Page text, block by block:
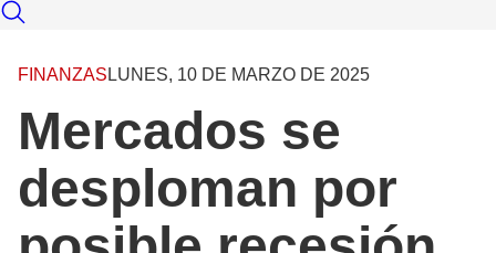
FINANZAS LUNES, 10 DE MARZO DE 2025
Mercados se
desploman por